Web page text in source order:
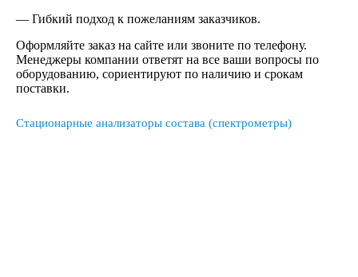
— Гибкий подход к пожеланиям заказчиков.
Оформляйте заказ на сайте или звоните по телефону.
Менеджеры компании ответят на все ваши вопросы по
оборудованию, сориентируют по наличию и срокам
поставки.
Стационарные анализаторы состава (спектрометры)